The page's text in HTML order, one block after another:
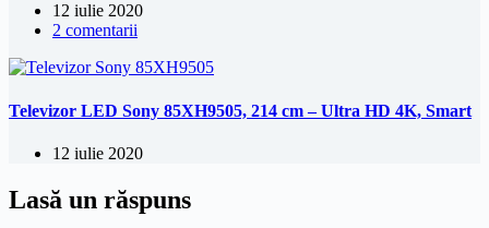
12 iulie 2020
2 comentarii
Televizor LED Sony 85XH9505, 214 cm – Ultra HD 4K, Smart
12 iulie 2020
Lasă un răspuns